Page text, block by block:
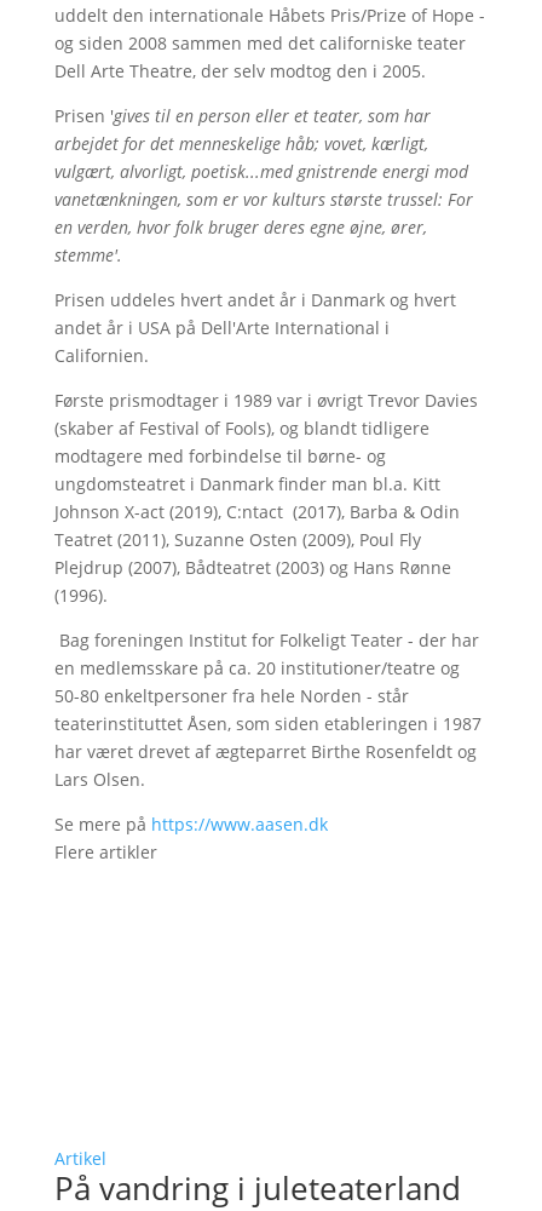
uddelt den internationale Håbets Pris/Prize of Hope -
og siden 2008 sammen med det californiske teater
Dell Arte Theatre, der selv modtog den i 2005.
Prisen 'gives til en person eller et teater, som har
arbejdet for det menneskelige håb; vovet, kærligt,
vulgært, alvorligt, poetisk...med gnistrende energi mod
vanetænkningen, som er vor kulturs største trussel: For
en verden, hvor folk bruger deres egne øjne, ører,
stemme'.
Prisen uddeles hvert andet år i Danmark og hvert
andet år i USA på Dell'Arte International i
Californien.
Første prismodtager i 1989 var i øvrigt Trevor Davies
(skaber af Festival of Fools), og blandt tidligere
modtagere med forbindelse til børne- og
ungdomsteatret i Danmark finder man bl.a. Kitt
Johnson X-act (2019), C:ntact (2017), Barba & Odin
Teatret (2011), Suzanne Osten (2009), Poul Fly
Plejdrup (2007), Bådteatret (2003) og Hans Rønne
(1996).
Bag foreningen Institut for Folkeligt Teater - der har
en medlemsskare på ca. 20 institutioner/teatre og
50-80 enkeltpersoner fra hele Norden - står
teaterinstituttet Åsen, som siden etableringen i 1987
har været drevet af ægteparret Birthe Rosenfeldt og
Lars Olsen.
Se mere på https://www.aasen.dk
Flere artikler
Artikel
På vandring i juleteaterland